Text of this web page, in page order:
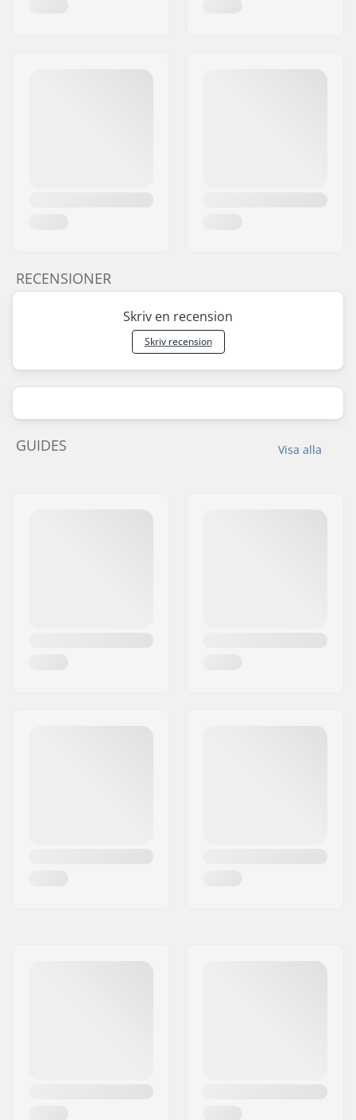
RECENSIONER
Skriv en recension
Skriv recension
Visa alla
GUIDES